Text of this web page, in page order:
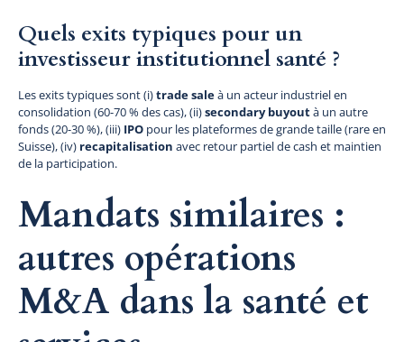
Quels exits typiques pour un
investisseur institutionnel santé ?
Les exits typiques sont (i)trade saleà un acteur industriel en
consolidation (60-70 % des cas), (ii)secondary buyoutà un autre
fonds (20-30 %), (iii) IPO pour les plateformes de grande taille (rare en
Suisse), (iv) recapitalisation avec retour partiel de cash et maintien
de la participation.
Mandats similaires :
autres opérations
M&A dans la santé et